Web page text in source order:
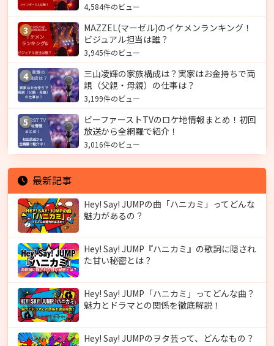
4,584件のビュー
3
MAZZEL(マーゼル)のイケメンランキング！
ビジュアル担当は誰？
3,945件のビュー
4
三山凌輝の家族構成は？実家はお金持ちで両
親（父親・母親）の仕事は？
3,199件のビュー
5
ビーファーストTVのロケ地情報まとめ！初回
放送から全網羅で紹介！
3,016件のビュー
最新記事
Hey! Say! JUMPの曲「ハニカミ」ってどんな
魅力があるの？
Hey! Say! JUMP『ハニカミ』の歌詞に隠され
た甘い秘密とは？
Hey! Say! JUMP「ハニカミ」ってどんな曲？
魅力とドラマとの関係を徹底解説！
Hey! Say! JUMPのヲタ芸って、どんなもの？